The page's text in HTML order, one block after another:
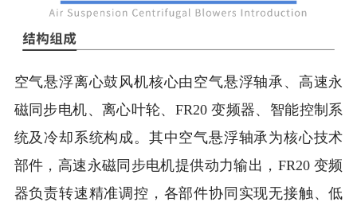
空气悬浮离心鼓风机核心由空气悬浮轴承、高速永
磁同步电机、离心叶轮、FR20 变频器、智能控制系
统及冷却系统构成。其中空气悬浮轴承为核心技术
部件，高速永磁同步电机提供动力输出，FR20 变频
器负责转速精准调控，各部件协同实现无接触、低